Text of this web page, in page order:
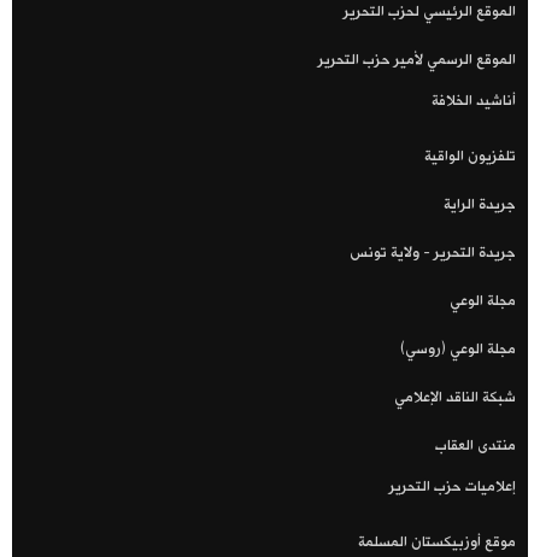
الموقع الرئيسي لحزب التحرير
الموقع الرسمي لأمير حزب التحرير
أناشيد الخلافة
تلفزيون الواقية
جريدة الراية
جريدة التحرير - ولاية تونس
مجلة الوعي
مجلة الوعي (روسي)
شبكة الناقد الإعلامي
منتدى العقاب
إعلاميات حزب التحرير
موقع أوزبيكستان المسلمة